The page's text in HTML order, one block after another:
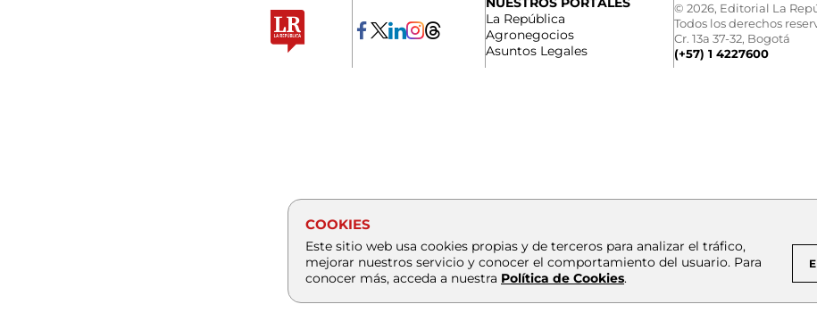
La República
Agronegocios
Asuntos Legales
© 2026, Editorial La
Todos los derechos
Cr. 13a 37-32, Bogotá
(+57) 1 4227600
COOKIES
Este sitio web usa cookies propias y de terceros para analizar el tráfico,
mejorar nuestros servicio y conocer el comportamiento del usuario. Para
conocer más, acceda a nuestra Política de Cookies.